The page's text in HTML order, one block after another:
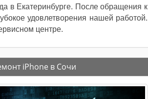
в Екатеринбурге. После обращения к
удовлетворения нашей работой.
центре.
iPhone в Сочи